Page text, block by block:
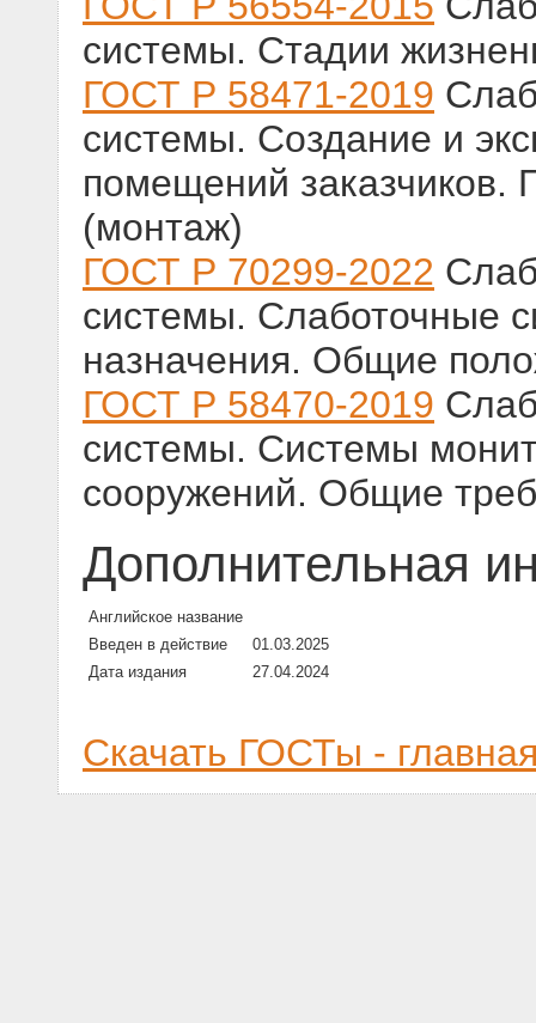
системы. Стадии
ГОСТ Р 58471-2019
системы. Создание и
помещений заказчиков.
(монтаж)
ГОСТ Р 70299-2022
системы. Слаботочные
назначения. Общие
ГОСТ Р 58470-2019
системы. Системы
сооружений. Общие
Дополнительная
Английское название
Введен в действие
01.03.2025
Дата издания
27.04.2024
Скачать ГОСТы -